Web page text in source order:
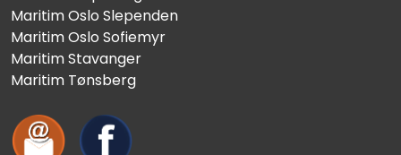
Maritim Oslo Slependen
Maritim Oslo Sofiemyr
Maritim Stavanger
Maritim Tønsberg